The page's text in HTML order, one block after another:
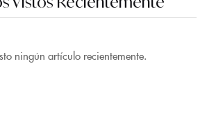
ningún artículo recientemente.